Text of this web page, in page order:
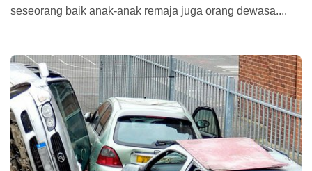
seseorang baik anak-anak remaja juga orang dewasa....